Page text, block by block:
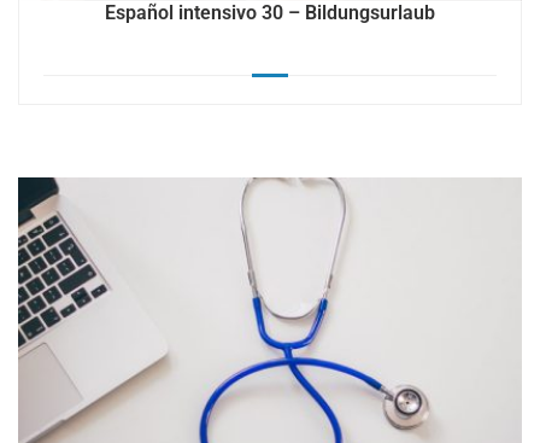
Español intensivo 30 – Bildungsurlaub